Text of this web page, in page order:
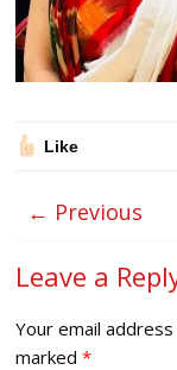
Like
← Previous
Leave a
Your email
marked*